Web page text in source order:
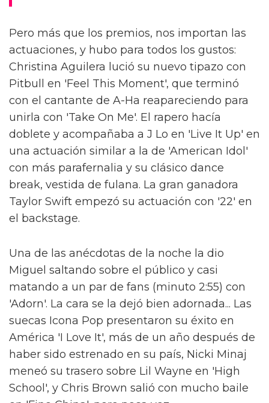
Pero más que los premios, nos importan las
actuaciones, y hubo para todos los gustos:
Christina Aguilera lució su nuevo tipazo con
Pitbull en 'Feel This Moment', que terminó
con el cantante de A-Ha reapareciendo para
unirla con 'Take On Me'. El rapero hacía
doblete y acompañaba a J Lo en 'Live It Up' en
una actuación similar a la de 'American Idol'
con más parafernalia y su clásico dance
break, vestida de fulana. La gran ganadora
Taylor Swift empezó su actuación con '22' en
el backstage.
Una de las anécdotas de la noche la dio
Miguel saltando sobre el público y casi
matando a un par de fans (minuto 2:55) con
'Adorn'. La cara se la dejó bien adornada... Las
suecas Icona Pop presentaron su éxito en
América 'I Love It', más de un año después de
haber sido estrenado en su país, Nicki Minaj
meneó su trasero sobre Lil Wayne en 'High
School', y Chris Brown salió con mucho baile